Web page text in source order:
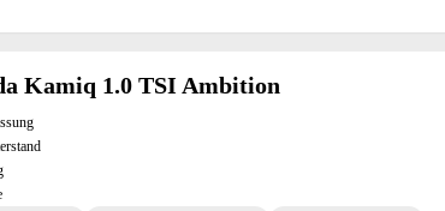
Kamiq 1.0 TSI Ambition